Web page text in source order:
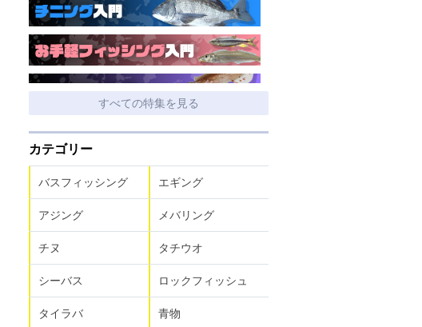
すべての特集を見る
カテゴリー
バスフィッシング エギング
アジング メバリング
チヌ タチウオ
シーバス ロックフィッシュ
タイラバ 青物